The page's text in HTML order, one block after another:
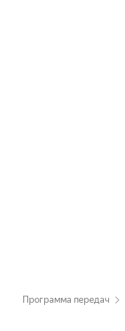
Программа передач